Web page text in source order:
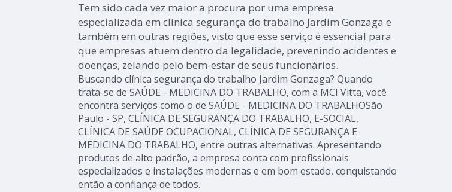
Tem sido cada vez maior a procura por uma empresa
especializada em clínica segurança do trabalho Jardim Gonzaga e
também em outras regiões, visto que esse serviço é essencial para
que empresas atuem dentro da legalidade, prevenindo acidentes e
doenças, zelando pelo bem-estar de seus funcionários.
Buscando clínica segurança do trabalho Jardim Gonzaga? Quando
trata-se de SAÚDE - MEDICINA DO TRABALHO, com a MCI Vitta, você
encontra serviços como o de SAÚDE - MEDICINA DO TRABALHOSão
Paulo - SP, CLÍNICA DE SEGURANÇA DO TRABALHO, E-SOCIAL,
CLÍNICA DE SAÚDE OCUPACIONAL, CLÍNICA DE SEGURANÇA E
MEDICINA DO TRABALHO, entre outras alternativas. Apresentando
produtos de alto padrão, a empresa conta com profissionais
especializados e instalações modernas e em bom estado, conquistando
então a confiança de todos.